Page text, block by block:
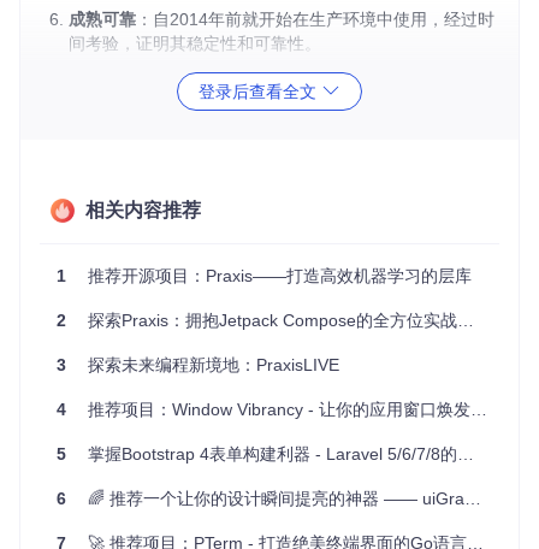
成熟可靠 ：自2014年前就开始在生产环境中使用，经过时
间考验，证明其稳定性和可靠性。
项目及技术应用场景
数据交换平台
更新。
获取方式。
优雅的设计流程
- 前期设计，后期实现，提高开发效率。
一键启动
- 快速创建项目，轻松上手。
可扩展性- 支持自定义功能，以满足各种业务需求。
方教程和参考资料。
登录后查看全文
相关内容推荐
1 推荐开源项目：Praxis——打造高效机器学习的层库
2 探索Praxis：拥抱Jetpack Compose的全方位实战应用
3 探索未来编程新境地：PraxisLIVE
4 推荐项目：Window Vibrancy - 让你的应用窗口焕发光彩
5 掌握Bootstrap 4表单构建利器 - Laravel 5/6/7/8的完美搭档
6 🌈 推荐一个让你的设计瞬间提亮的神器 —— uiGradients
7 🚀 推荐项目：PTerm - 打造绝美终端界面的Go语言框架